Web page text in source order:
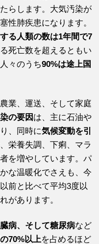
らします。大気汚染が
性肺疾患になります。
る人類の数は1年間で7
死亡数を超えるともい
々のうち90%は途上国
業、運送、そして家庭
の要因 は、主に石油や
、同時に気候変動を引
栄養失調、下痢、マラ
を増やしています。パ
な温暖化でさえも、今
前と比べて平均3度以
があります。
病、そして糖尿病など
70%以上を占めるほど